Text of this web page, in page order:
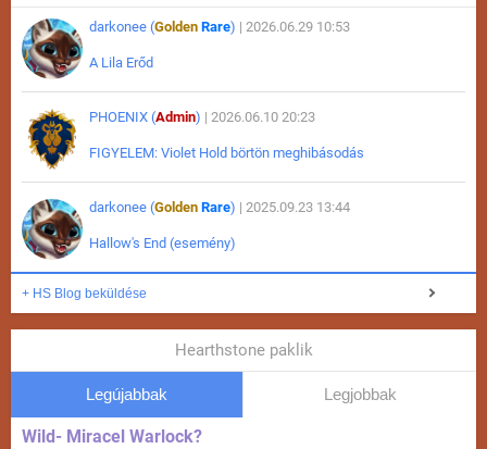
darkonee (Golden Rare) | 2026.06.29 10:53
A Lila Erőd
PHOENIX (Admin) | 2026.06.10 20:23
FIGYELEM: Violet Hold börtön meghibásodás
darkonee (Golden Rare) | 2025.09.23 13:44
Hallow's End (esemény)
+ HS Blog beküldése
Hearthstone paklik
Legújabbak Legjobbak
Wild- Miracel Warlock?